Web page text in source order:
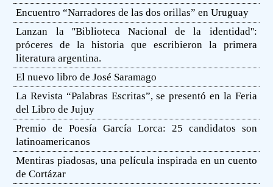
Encuentro “Narradores de las dos orillas” en Uruguay
Lanzan la ''Biblioteca Nacional de la identidad'':
próceres de la historia que escribieron la primera
literatura argentina.
El nuevo libro de José Saramago
La Revista “Palabras Escritas”, se presentó en la Feria
del Libro de Jujuy
Premio de Poesía García Lorca: 25 candidatos son
latinoamericanos
Mentiras piadosas, una película inspirada en un cuento
de Cortázar